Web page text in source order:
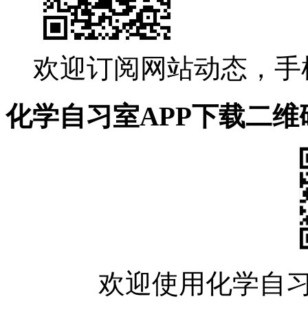
欢迎订阅网站动态，
化学自习室APP下载二维
欢迎使用化学自